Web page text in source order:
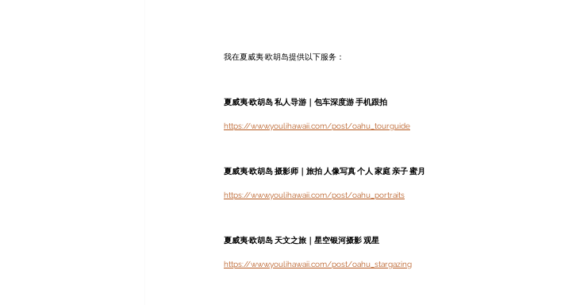
我在夏威夷·欧胡岛提供以下服务：
夏威夷·欧胡岛 私人导游｜包车深度游 手机跟拍
https://www.youlihawaii.com/post/oahu_tourguide
夏威夷·欧胡岛 摄影师｜旅拍 人像写真 个人 家庭 亲子 蜜月
https://www.youlihawaii.com/post/oahu_portraits
夏威夷·欧胡岛 天文之旅｜星空银河摄影 观星
https://www.youlihawaii.com/post/oahu_stargazing